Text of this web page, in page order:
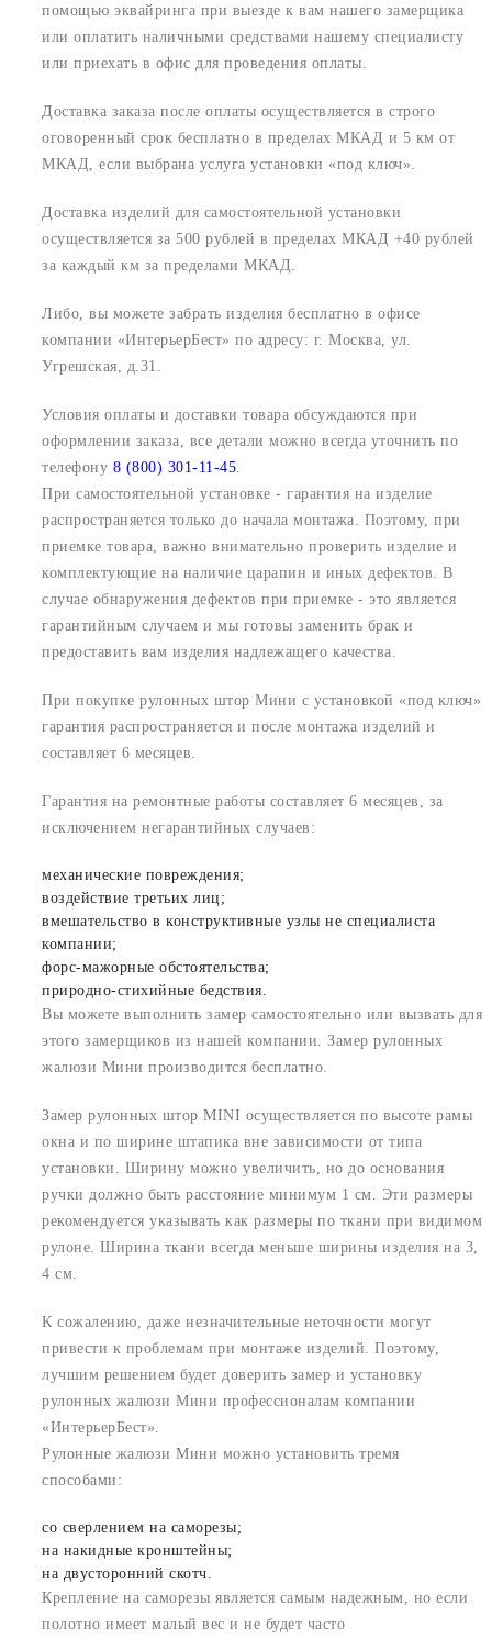
помощью эквайринга при выезде к вам нашего замерщика
или оплатить наличными средствами нашему специалисту
или приехать в офис для проведения оплаты.
Доставка заказа после оплаты осуществляется в строго
оговоренный срок бесплатно в пределах МКАД и 5 км от
МКАД, если выбрана услуга установки «под ключ».
Доставка изделий для самостоятельной установки
осуществляется за 500 рублей в пределах МКАД +40 рублей
за каждый км за пределами МКАД.
Либо, вы можете забрать изделия бесплатно в офисе
компании «ИнтерьерБест» по адресу: г. Москва, ул.
Угрешская, д.31.
Условия оплаты и доставки товара обсуждаются при
оформлении заказа, все детали можно всегда уточнить по
телефону 8 (800) 301-11-45
При самостоятельной установке - гарантия на изделие
распространяется только до начала монтажа. Поэтому, при
приемке товара, важно внимательно проверить изделие и
комплектующие на наличие царапин и иных дефектов. В
случае обнаружения дефектов при приемке - это является
гарантийным случаем и мы готовы заменить брак и
предоставить вам изделия надлежащего качества.
При покупке рулонных штор Мини с установкой «под ключ»
гарантия распространяется и после монтажа изделий и
составляет 6 месяцев.
Гарантия на ремонтные работы составляет 6 месяцев, за
исключением негарантийных случаев:
механические повреждения;
воздействие третьих лиц;
вмешательство в конструктивные узлы не специалиста
компании;
форс-мажорные обстоятельства;
природно-стихийные бедствия.
Вы можете выполнить замер самостоятельно или вызвать для
этого замерщиков из нашей компании. Замер рулонных
жалюзи Мини производится бесплатно.
Замер рулонных штор MINI осуществляется по высоте рамы
окна и по ширине штапика вне зависимости от типа
установки. Ширину можно увеличить, но до основания
ручки должно быть расстояние минимум 1 см. Эти размеры
рекомендуется указывать как размеры по ткани при видимом
рулоне. Ширина ткани всегда меньше ширины изделия на 3,
4 см.
К сожалению, даже незначительные неточности могут
привести к проблемам при монтаже изделий. Поэтому,
лучшим решением будет доверить замер и установку
рулонных жалюзи Мини профессионалам компании
«ИнтерьерБест».
Рулонные жалюзи Мини можно установить тремя
способами:
со сверлением на саморезы;
на накидные кронштейны;
на двусторонний скотч.
Крепление на саморезы является самым надежным, но если
полотно имеет малый вес и не будет часто